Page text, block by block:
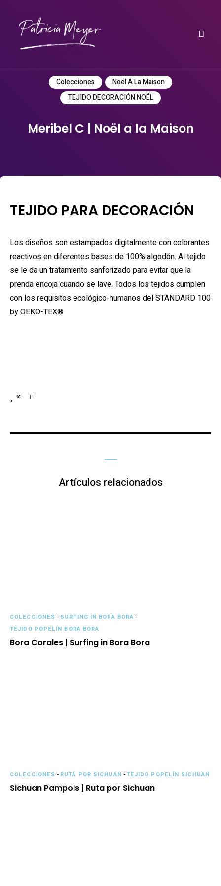
Colecciones
Noël A La Maison
TEJIDO DECORACIÓN NOËL
Meribel C | Noël a la Maison
TEJIDO PARA DECORACIÓN
Los diseños son estampados digitalmente con colorantes
reactivos en diferentes bases de 100% algodón. Al tejido
se le da un tratamiento sanforizado para evitar que la
prenda encoja cuando se lave. Todos los tejidos cumplen
con los requisitos ecológico-humanos del STANDARD 100
by OEKO-TEX®
61
Artículos relacionados
COLECCIONES - SURFING IN BORA BORA -
TEJIDO POPELÍN BORA BORA
Bora Corales | Surfing in Bora Bora
COLECCIONES - RUTA POR SICHUAN -TEJIDO POPELÍN SICHUAN
Sichuan Pampols | Ruta por Sichuan